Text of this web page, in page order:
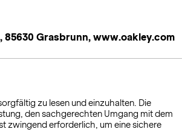
Grasbrunn, www.oakley.com
zu lesen und einzuhalten. Die
den sachgerechten Umgang mit dem
zwingend erforderlich, um eine sichere